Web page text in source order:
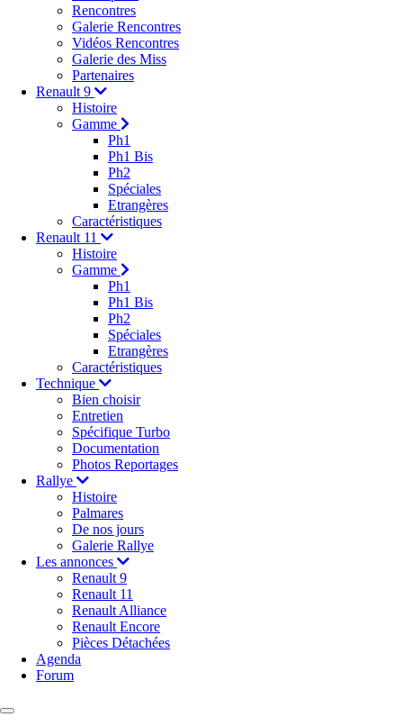
Rencontres
Galerie Rencontres
Vidéos Rencontres
Galerie des Miss
Partenaires
Renault 9
Histoire
Gamme
Ph1
Ph1 Bis
Ph2
Spéciales
Etrangères
Caractéristiques
Renault 11
Histoire
Gamme
Ph1
Ph1 Bis
Ph2
Spéciales
Etrangères
Caractéristiques
Technique
Bien choisir
Entretien
Spécifique Turbo
Documentation
Photos Reportages
Rallye
Histoire
Palmares
De nos jours
Galerie Rallye
Les annonces
Renault 9
Renault 11
Renault Alliance
Renault Encore
Pièces Détachées
Agenda
Forum